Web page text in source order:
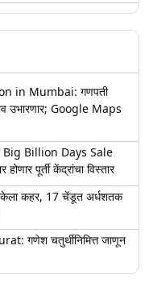
in Mumbai: गणपती
उभारणार; Google Maps
Big Billion Days Sale
पूर्ती केंद्रांचा विस्तार
कहर, 17 चेंडूत अर्धशतक
गणेश चतुर्थीनिमित्त जाणून